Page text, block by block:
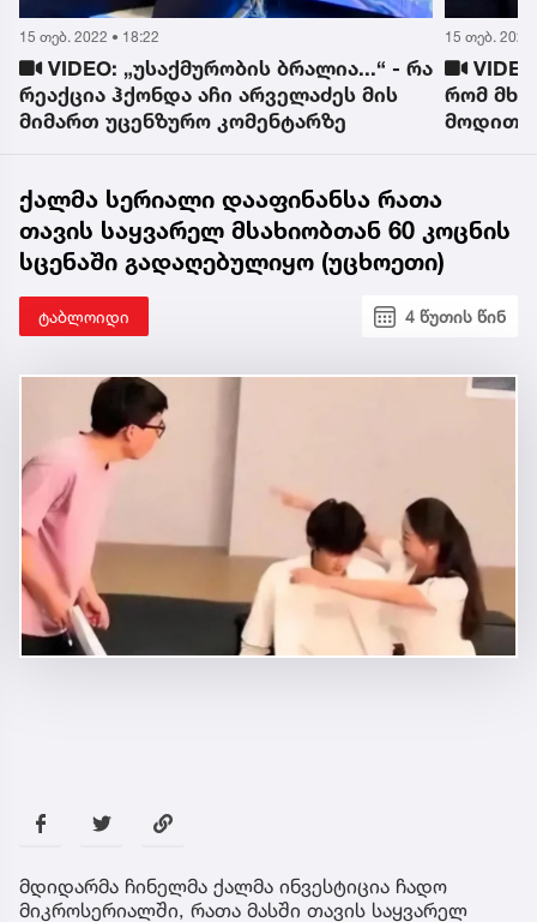
15 თებ. 2022 • 19:19
VIDEO: 60000-იან ქალების ჯგუფში
რომ მხოლოდ ზაზა თელიაზეა საუბარი,
მოდით, შევთანხმდეთ, რომ ძალიან
15 თებ. 2022
გამო
ქალმა სერიალი დააფინანსა რათა
თავის საყვარელ მსახიობთან 60 კოცნის
სცენაში გადაღებულიყო (უცხოეთი)
ტაბლოიდი 4 წუთის წინ
მდიდარმა ჩინელმა ქალმა ინვესტიცია ჩადო
მიკროსერიალში, რათა მასში თავის საყვარელ